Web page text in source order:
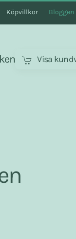
Köpvillkor Bloggen
Visa